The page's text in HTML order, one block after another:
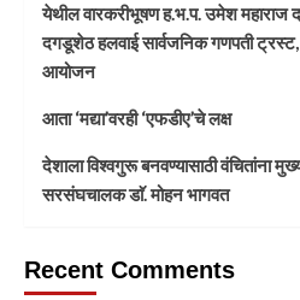
येथील वारकरीभूषण ह.भ.प. उमेश महाराज
दगडूशेठ हलवाई सार्वजनिक गणपती
आयोजन
आता ‘मद्या’वरही ‘एफडीए’चे लक्ष
देशाला विश्वगुरू बनवण्यासाठी वंचितांना
सरसंघचालक डाॅ. मोहन भागवत
Recent Comments